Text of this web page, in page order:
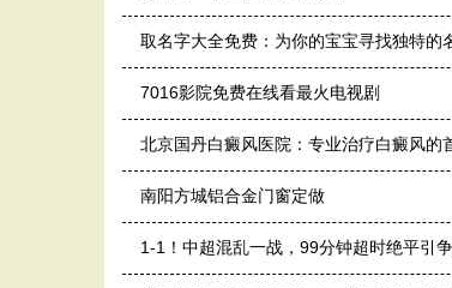
取名字大全免费：为你的宝宝寻找独特的
7016影院免费在线看最火电视剧
北京国丹白癜风医院：专业治疗白癜风的
南阳方城铝合金门窗定做
1-1！中超混乱一战，99分钟超时绝平引